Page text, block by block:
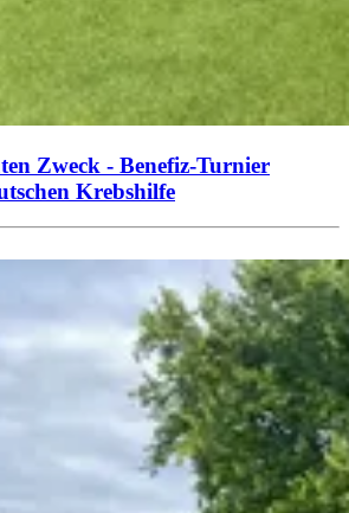
Zweck - Benefiz-Turnier
Krebshilfe